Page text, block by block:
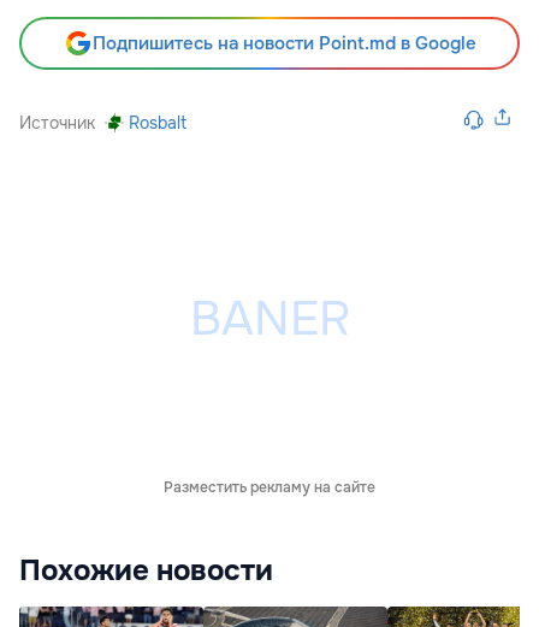
Подпишитесь на новости Point.md в Google
Источник Rosbalt
Разместить рекламу на сайте
Похожие новости